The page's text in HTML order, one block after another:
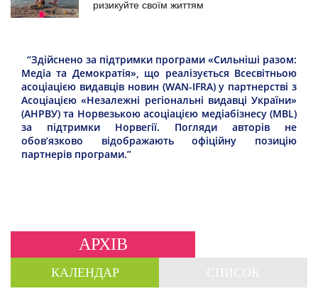
ризикуйте своїм життям
“Здійснено за підтримки програми «Сильніші разом:
Медіа та Демократія», що реалізується Всесвітньою
асоціацією видавців новин (WAN-IFRA) у партнерстві з
Асоціацією «Незалежні регіональні видавці України»
(АНРВУ) та Норвезькою асоціацією медіабізнесу (MBL)
за підтримки Норвегії. Погляди авторів не
обов’язково відображають офіційну позицію
партнерів програми.”
АРХІВ
КАЛЕНДАР